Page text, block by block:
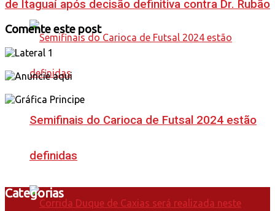
Semifinais do Carioca de Futsal 2024 estão
definidas
de Itaguaí após decisão definitiva contra Dr. Rubão
Comente este post
Categorias